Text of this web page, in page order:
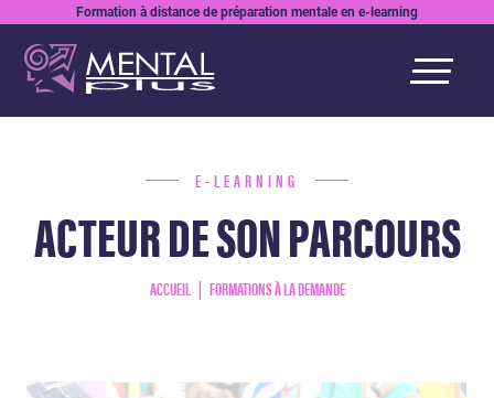
Formation à distance de préparation mentale en e-learning
E-LEARNING
ACTEUR DE SON PARCOURS
ACCUEIL FORMATIONS À LA DEMANDE